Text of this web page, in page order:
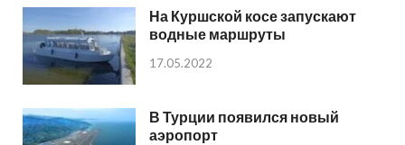
На Куршской косе запускают
водные маршруты
17.05.2022
В Турции появился новый
аэропорт